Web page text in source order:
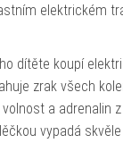
elektrickém
dítěte koupí
zrak všech
a adrenalin z
vypadá